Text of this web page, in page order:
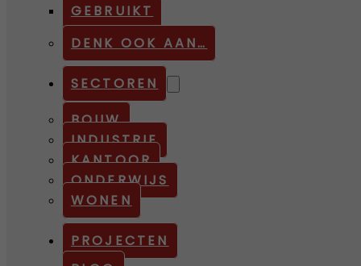
GEBRUIKT
DENK OOK AAN…
SECTOREN
BOUW
INDUSTRIE
KANTOOR
ONDERWIJS
WONEN
PROJECTEN